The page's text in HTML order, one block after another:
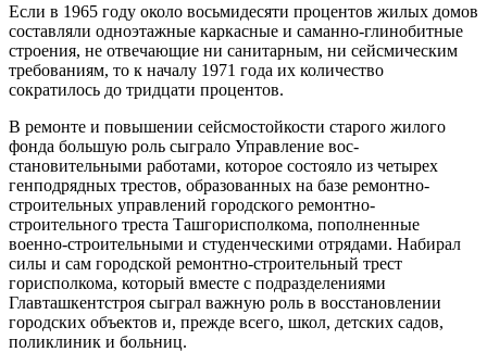
Если в 1965 году около восьмидесяти процентов жилых домов
составляли одноэтажные каркасные и саманно-глинобитные
строения, не отвечающие ни са­нитарным, ни сейсмическим
требованиям, то к началу 1971 года их количество
сократилось до тридцати про­центов.
В ремонте и повышении сейсмостойкости старого жилого
фонда большую роль сыграло Управление вос­
становительными работами, которое состояло из четы­рех
генподрядных трестов, образованных на базе ре­монтно-
строительных управлений городского ремонт­но-
строительного треста Ташгорисполкома, пополнен­ные
военно-строительными и студенческими отряда­ми. Набирал
силы и сам городской ремонтно-строи­тельный трест
горисполкома, который вместе с под­разделениями
Главташкентстроя сыграл важную роль в восстановлении
городских объектов и, прежде всего, школ, детских садов,
поликлиник и больниц.